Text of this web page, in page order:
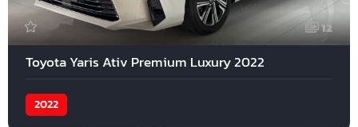
12
Toyota Yaris Ativ Premium Luxury 2022
2022